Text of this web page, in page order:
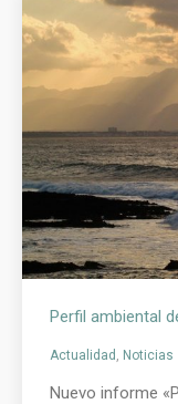
Perfil ambiental
Actualidad Noticias
Nuevo informe